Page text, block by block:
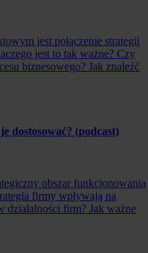
jest połączenie strategii
jest to tak ważne? Czy
biznesowego? Jak znaleźć
dostosować? (podcast)
obszar funkcjonowania
firmy wpływają na
działalności firm? Jak ważne